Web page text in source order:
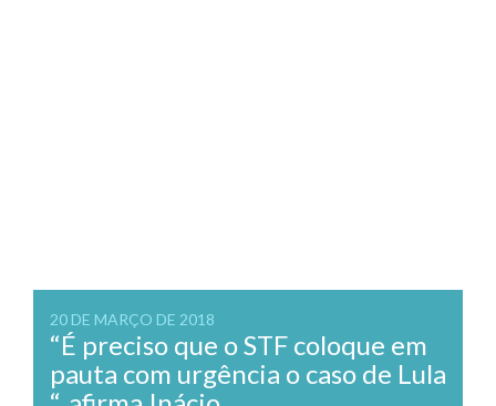
20 DE MARÇO DE 2018
“É preciso que o STF coloque em
pauta com urgência o caso de Lula